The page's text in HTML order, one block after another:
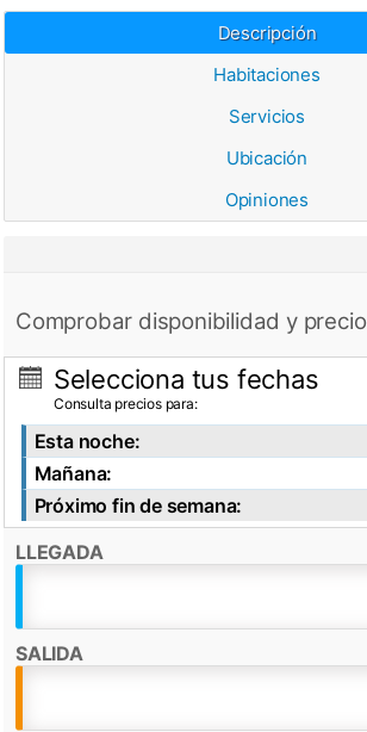
Descripción
Habitaciones
Servicios
Ubicación
Opiniones
Check in desde:15:00h
Comprobar disponibilidad y precio
Selecciona tus fechas
Consulta precios para:
Esta noche:
Mañana:
Próximo fin de semana:
LLEGADA
SALIDA